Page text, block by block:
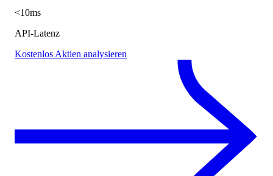
<10ms
API-Latenz
Kostenlos Aktien analysieren